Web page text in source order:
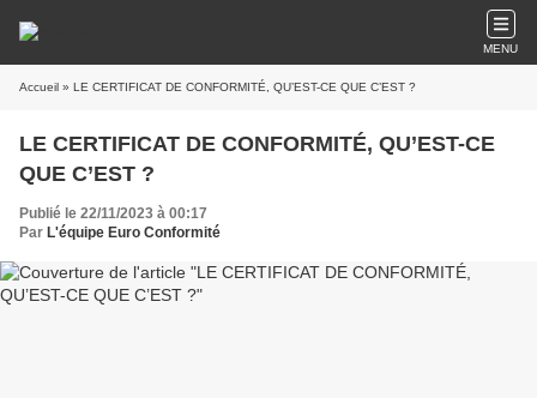
MENU
Accueil » LE CERTIFICAT DE CONFORMITÉ, QU’EST-CE QUE C’EST ?
LE CERTIFICAT DE CONFORMITÉ, QU’EST-CE
QUE C’EST ?
Publié le 22/11/2023 à 00:17
Par L'équipe Euro Conformité